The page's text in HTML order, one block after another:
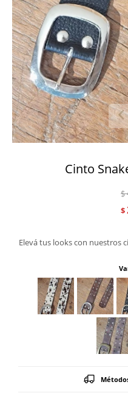
Cinto
$
$
Elevá tus looks con nuestros